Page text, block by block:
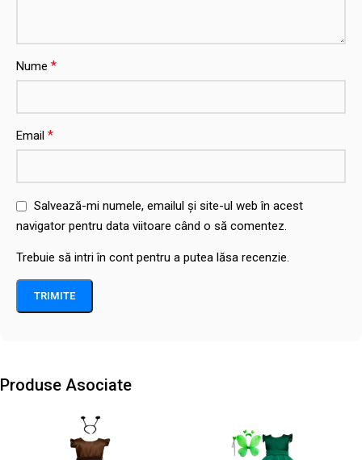
Nume *
Email *
Salvează-mi numele, emailul și site-ul web în acest
navigator pentru data viitoare când o să comentez.
Trebuie să intri în cont pentru a putea lăsa recenzie.
Produse Asociate